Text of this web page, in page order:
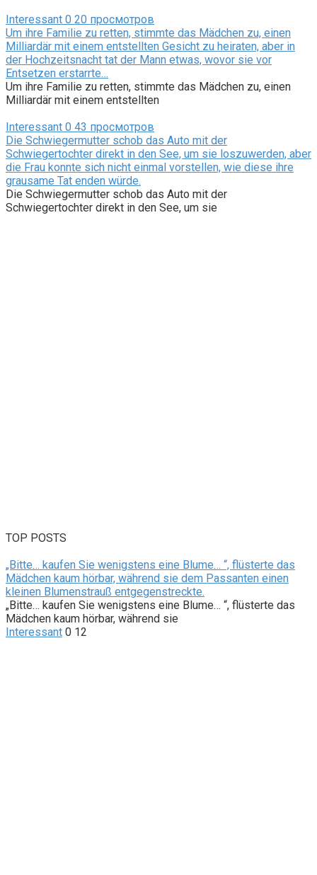
Interessant 0 20 просмотров
Um ihre Familie zu retten, stimmte das Mädchen zu, einen
Milliardär mit einem entstellten Gesicht zu heiraten, aber in
der Hochzeitsnacht tat der Mann etwas, wovor sie vor
Entsetzen erstarrte…
Um ihre Familie zu retten, stimmte das Mädchen zu, einen
Milliardär mit einem entstellten
Interessant 0 43 просмотров
Die Schwiegermutter schob das Auto mit der
Schwiegertochter direkt in den See, um sie loszuwerden, aber
die Frau konnte sich nicht einmal vorstellen, wie diese ihre
grausame Tat enden würde.
Die Schwiegermutter schob das Auto mit der
Schwiegertochter direkt in den See, um sie
TOP POSTS
„Bitte… kaufen Sie wenigstens eine Blume… “, flüsterte das
Mädchen kaum hörbar, während sie dem Passanten einen
kleinen Blumenstrauß entgegenstreckte.
„Bitte… kaufen Sie wenigstens eine Blume… “, flüsterte das
Mädchen kaum hörbar, während sie
Interessant 0 12